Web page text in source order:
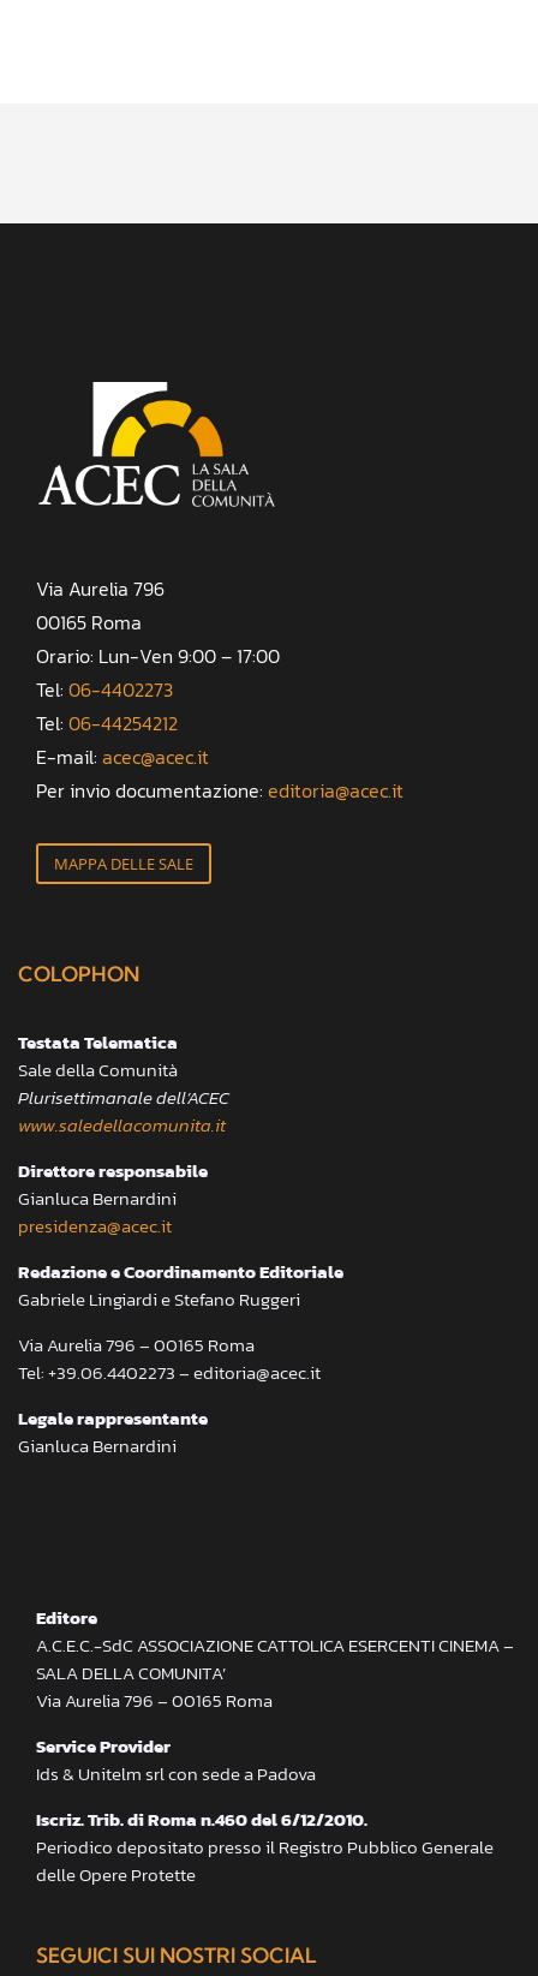
Via Aurelia 796
00165 Roma
Orario: Lun-Ven 9:00 – 17:00
Tel: 06-4402273
Tel: 06-44254212
E-mail: acec@acec.it
Per invio documentazione: editoria@acec.it
MAPPA DELLE SALE
COLOPHON
Testata Telematica
Sale della Comunità
Plurisettimanale dell’ACEC
www.saledellacomunita.it
Direttore responsabile
Gianluca Bernardini
presidenza@acec.it
Redazione e Coordinamento Editoriale
Gabriele Lingiardi e Stefano Ruggeri
Via Aurelia 796 – 00165 Roma
Tel: +39.06.4402273 – editoria@acec.it
Legale rappresentante
Gianluca Bernardini
Editore
A.C.E.C.-SdC ASSOCIAZIONE CATTOLICA ESERCENTI CINEMA –
SALA DELLA COMUNITA’
Via Aurelia 796 – 00165 Roma
Service Provider
Ids & Unitelm srl con sede a Padova
Iscriz. Trib. di Roma n.460 del 6/12/2010.
Periodico depositato presso il Registro Pubblico Generale
delle Opere Protette
SEGUICI SUI NOSTRI SOCIAL